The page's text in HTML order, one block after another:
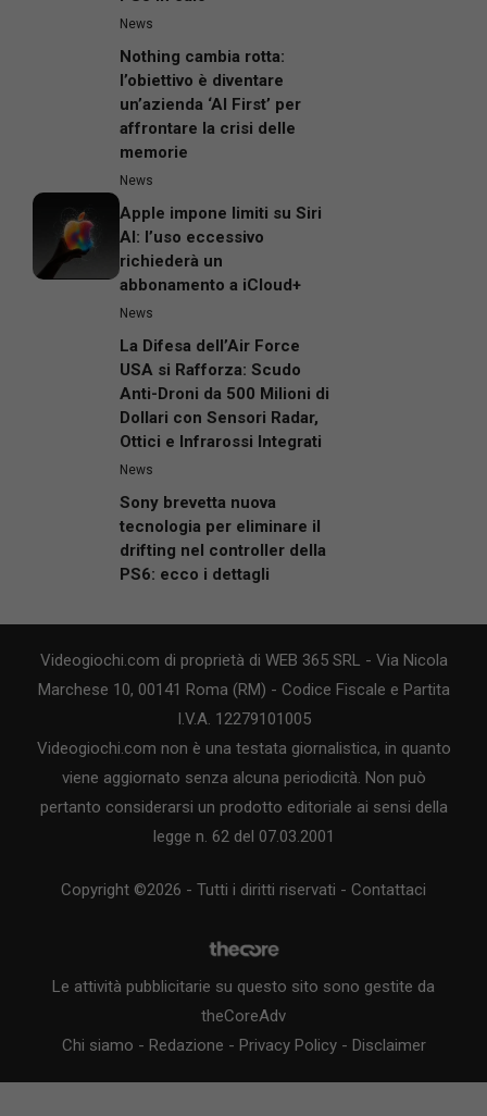
News
Nothing cambia rotta:
l’obiettivo è diventare
un’azienda ‘AI First’ per
affrontare la crisi delle
memorie
News
Apple impone limiti su Siri
AI: l’uso eccessivo
richiederà un
abbonamento a iCloud+
News
La Difesa dell’Air Force
USA si Rafforza: Scudo
Anti-Droni da 500 Milioni di
Dollari con Sensori Radar,
Ottici e Infrarossi Integrati
News
Sony brevetta nuova
tecnologia per eliminare il
drifting nel controller della
PS6: ecco i dettagli
Videogiochi.com di proprietà di WEB 365 SRL - Via Nicola
Marchese 10, 00141 Roma (RM) - Codice Fiscale e Partita
I.V.A. 12279101005
Videogiochi.com non è una testata giornalistica, in quanto
viene aggiornato senza alcuna periodicità. Non può
pertanto considerarsi un prodotto editoriale ai sensi della
legge n. 62 del 07.03.2001
Copyright ©2026 - Tutti i diritti riservati - Contattaci
Le attività pubblicitarie su questo sito sono gestite da
theCoreAdv
Chi siamo - Redazione - Privacy Policy- Disclaimer